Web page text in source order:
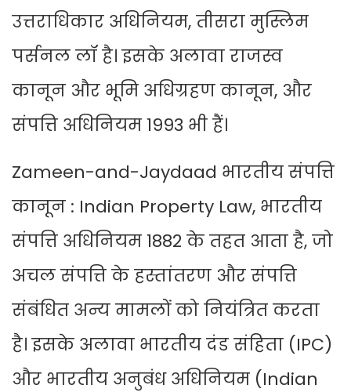
उत्तराधिकार अधिनियम, तीसरा मुस्लिम
पर्सनल लॉ है। इसके अलावा राजस्व
कानून और भूमि अधिग्रहण कानून, और
संपत्ति अधिनियम 1993 भी हैं।
Zameen-and-Jaydaad भारतीय संपत्ति
कानून : Indian Property Law, भारतीय
संपत्ति अधिनियम 1882 के तहत आता है, जो
अचल संपत्ति के हस्तांतरण और संपत्ति
संबंधित अन्य मामलों को नियंत्रित करता
है। इसके अलावा भारतीय दंड संहिता (IPC)
और भारतीय अनुबंध अधिनियम (Indian